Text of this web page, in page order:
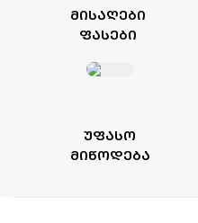
ᲛᲘᲡᲐᲦᲔᲑᲘ
ᲤᲐᲡᲔᲑᲘ
ᲣᲤᲐᲡᲝ
ᲛᲘᲬᲝᲓᲔᲑᲐ